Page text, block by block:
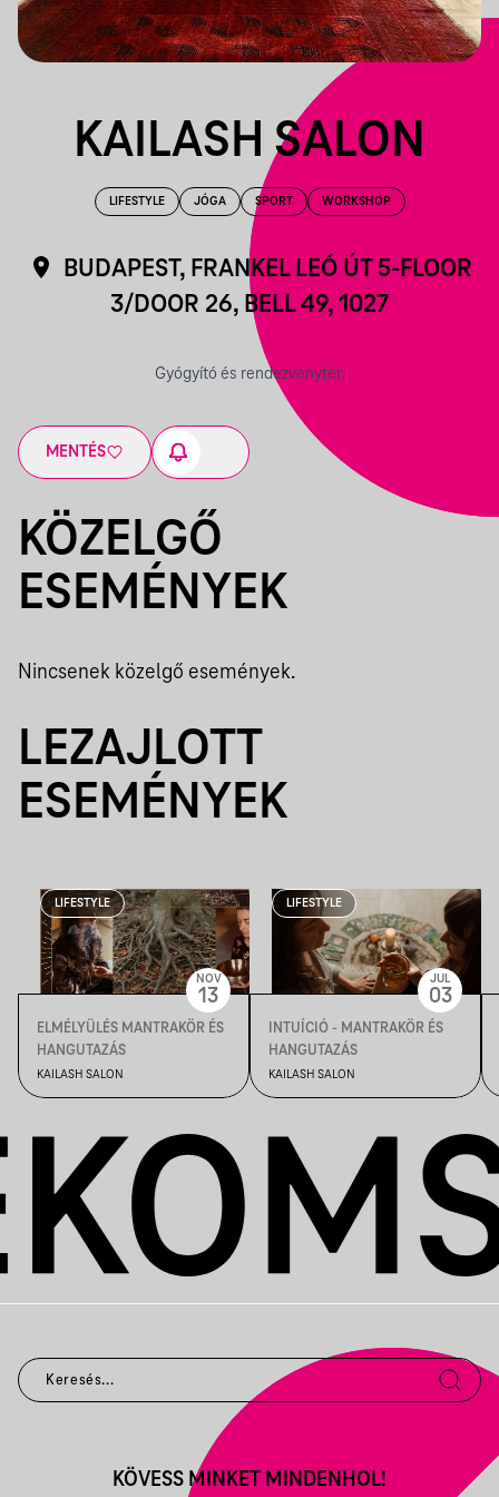
KAILASH SALON
LIFESTYLE JÓGA SPORT WORKSHOP
BUDAPEST, FRANKEL LEÓ ÚT 5-FLOOR
3/DOOR 26, BELL 49, 1027
Gyógyító és rendezvénytér.
MENTÉS
KÖZELGŐ
ESEMÉNYEK
Nincsenek közelgő események.
LEZAJLOTT
ESEMÉNYEK
LIFESTYLE
ELMÉLYÜLÉS MANTRAKÖR ÉS
HANGUTAZÁS
KAILASH SALON
NOV
13
LIFESTYLE
INTUÍCIÓ - MANTRAKÖR ÉS
HANGUTAZÁS
KAILASH SALON
JUL
03
KÖVESS MINKET MINDENHOL!